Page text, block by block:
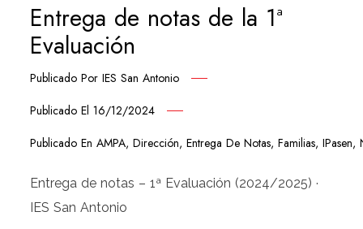
Entrega de notas de la 1ª
Evaluación
Publicado PorIES San Antonio
Publicado El16/12/2024
Publicado EnAMPA,Dirección,Entrega De Notas,Familias,IPasen,
Entrega de notas – 1ª Evaluación (2024/2025) ·
IES San Antonio